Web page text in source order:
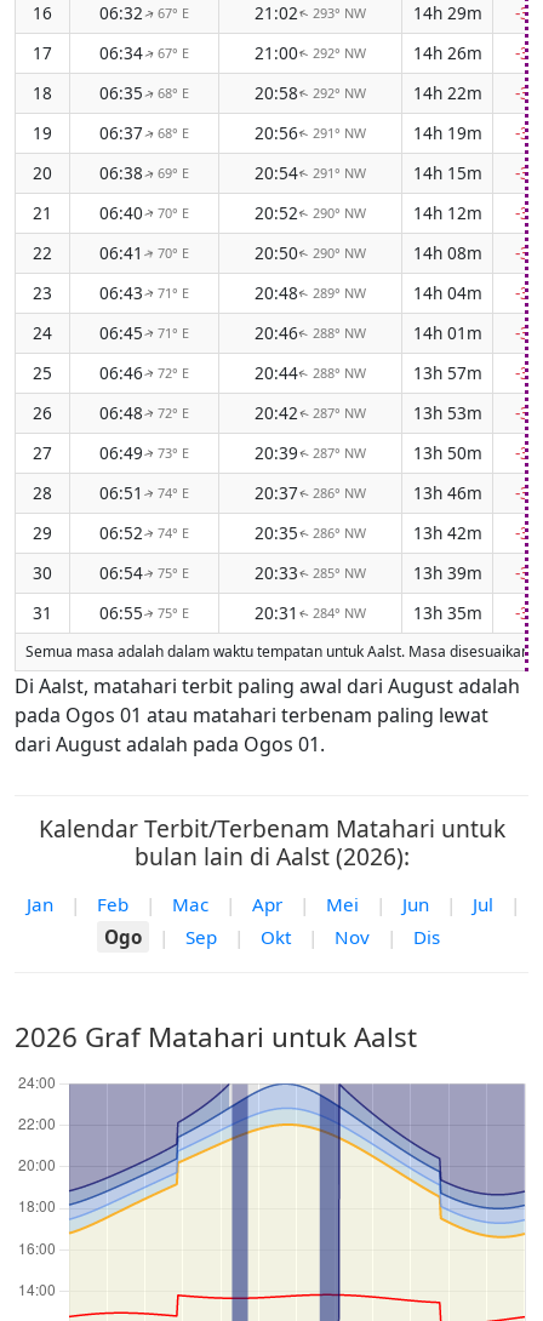
16
06:32↑67° E 21:02↑293° NW 14h 29m
-
17
06:34↑67° E 21:00↑ 292° NW 14h 26m
-
18
06:35↑68° E 20:58↑ 292° NW 14h 22m
-
19
06:37↑68° E 20:56↑ 291° NW 14h 19m
-
20
06:38↑69° E 20:54↑ 291° NW 14h 15m
-
21
06:40↑70° E 20:52↑ 290° NW 14h 12m
-
22
06:41 ↑70° E 20:50↑ 290° NW 14h 08m
-
23
06:43↑71° E 20:48↑ 289° NW 14h 04m
-
24
06:45↑71° E 20:46↑ 288° NW 14h 01m
-
25
06:46↑72° E 20:44↑ 288° NW 13h 57m
-
26
06:48↑72° E 20:42↑ 287° NW 13h 53m
-
27
06:49↑73° E 20:39↑ 287° NW 13h 50m
-
28
06:51 ↑ 74° E 20:37↑ 286° NW 13h 46m
-
29
06:52↑ 74° E 20:35↑ 286° NW 13h 42m
-
30
06:54↑ 75° E 20:33↑ 285° NW 13h 39m
-
31
06:55↑ 75° E 20:31 ↑ 284° NW 13h 35m -
Semua masa adalah dalam waktu tempatan untuk Aalst. Masa
Di Aalst, matahari terbit paling awal dari August adalah
pada Ogos 01 atau matahari terbenam paling lewat
dari August adalah pada Ogos 01.
Kalendar Terbit/Terbenam Matahari untuk
bulan lain di Aalst (2026):
Jan | Feb | Mac | Apr | Mei | Jun | Jul
|
Ogo
| Sep | Okt | Nov | Dis
2026 Graf Matahari untuk Aalst